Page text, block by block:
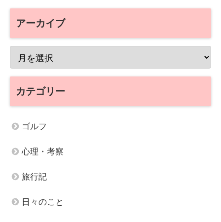
アーカイブ
カテゴリー
ゴルフ
心理・考察
旅行記
日々のこと